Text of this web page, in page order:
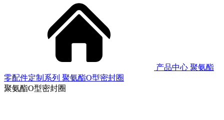
产品中心 聚氨酯
零配件定制系列 聚氨酯O型密封圈
聚氨酯O型密封圈